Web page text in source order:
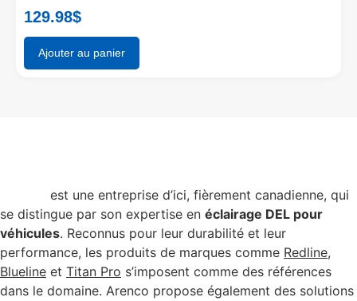
129.98$
Ajouter au panier
est une entreprise d’ici, fièrement canadienne, qui
se distingue par son expertise en éclairage DEL pour
véhicules. Reconnus pour leur durabilité et leur
performance, les produits de marques comme Redline,
Blueline et Titan Pro s’imposent comme des références
dans le domaine. Arenco propose également des solutions